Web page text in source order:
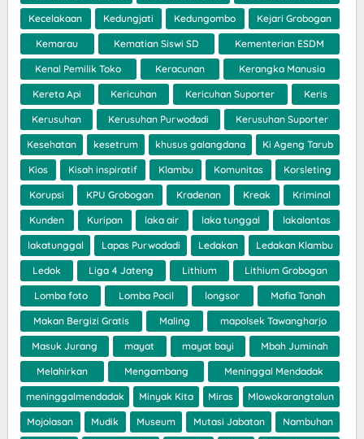
Kecelakaan Kedungjati Kedungombo Kejari Grobogan
Kemarau Kematian Siswi SD Kementerian ESDM
Kenal Pemilik Toko Keracunan Kerangka Manusia
Kereta Api Kericuhan Kericuhan Suporter Keris
Kerusuhan Kerusuhan Purwodadi Kerusuhan Suporter
Kesehatan kesetrum khusus galangdana Ki Ageng Tarub
Kios Kisah inspiratif Klambu Komunitas Korsleting
Korupsi KPU Grobogan Kradenan Kreak Kriminal
Kunden Kuripan laka air laka tunggal lakalantas
lakatunggal Lapas Purwodadi Ledakan Ledakan Klambu
Ledok Liga 4 Jateng Lithium Lithium Grobogan
Lomba foto Lomba Pocil longsor Mafia Tanah
Makan Bergizi Gratis Maling mapolsek Tawangharjo
Masuk Jurang mayat mayat bayi Mbah Juminah
Melahirkan Mengambang Meninggal Mendadak
meninggalmendadak Minyak Kita Miras Mlowokarangtalun
Mojolasan Mudik Museum Mutasi Jabatan Nambuhan